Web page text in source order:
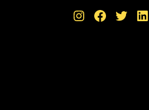
Instagram Facebook Twitter LinkedIn